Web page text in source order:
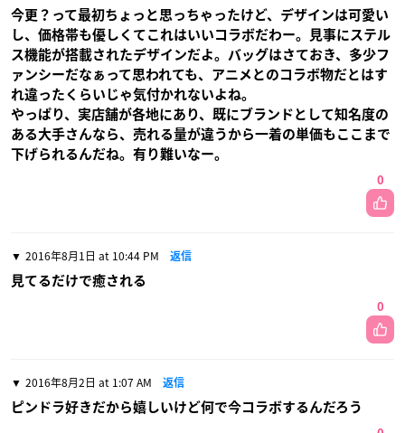
今更？って最初ちょっと思っちゃったけど、デザインは可愛い
し、価格帯も優しくてこれはいいコラボだわー。見事にステル
ス機能が搭載されたデザインだよ。バッグはさておき、多少フ
ァンシーだなぁって思われても、アニメとのコラボ物だとはす
れ違ったくらいじゃ気付かれないよね。
やっぱり、実店舗が各地にあり、既にブランドとして知名度の
ある大手さんなら、売れる量が違うから一着の単価もここまで
下げられるんだね。有り難いなー。
0
2016年8月1日 at 10:44 PM 返信
見てるだけで癒される
0
2016年8月2日 at 1:07 AM 返信
ピンドラ好きだから嬉しいけど何で今コラボするんだろう